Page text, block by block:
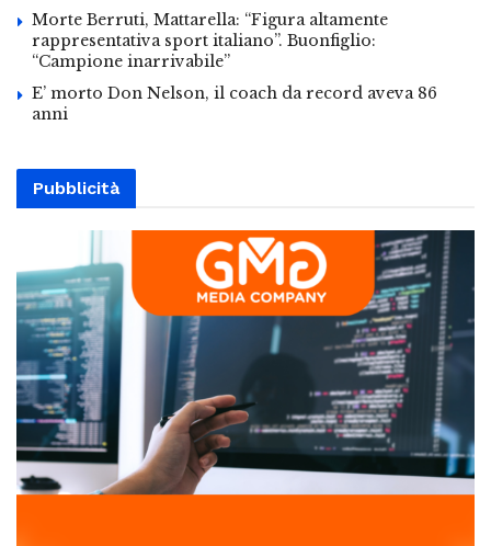
Morte Berruti, Mattarella: “Figura altamente
rappresentativa sport italiano”. Buonfiglio:
“Campione inarrivabile”
E’ morto Don Nelson, il coach da record aveva 86
anni
Pubblicità